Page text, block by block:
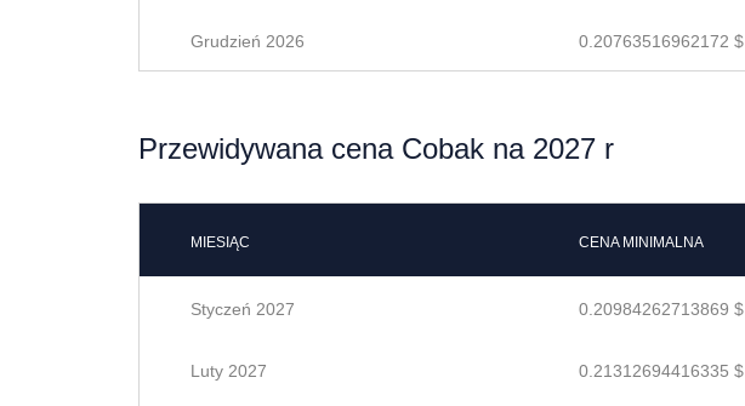
Grudzień 2026 0.20763516962172 $
Przewidywana cena Cobak na 2027 r
MIESIĄC CENA MINIMALNA
Styczeń 2027 0.20984262713869 $
Luty 2027 0.21312694416335 $